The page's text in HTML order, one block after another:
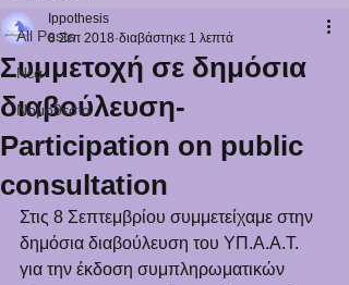
All Posts
Νέα
Νομοθεσία
Συμμετοχή σε δημόσια
διαβούλευση-
Participation on public
consultation
Ippothesis
8 Σεπ 2018 διαβάστηκε 1 λεπτά
Στις 8 Σεπτεμβρίου συμμετείχαμε στην
δημόσια διαβούλευση του ΥΠ.Α.Α.Τ.
για την έκδοση συμπληρωματικών